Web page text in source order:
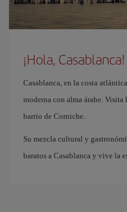
¡Hola, Casablanca!
Casablanca, en la costa
moderna con alma árabe.
barrio de Corniche.
Su mezcla cultural y
baratos a Casablanca y vive la